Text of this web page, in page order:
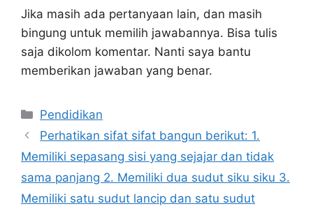
Jika masih ada pertanyaan lain, dan masih
bingung untuk memilih jawabannya. Bisa tulis
saja dikolom komentar. Nanti saya bantu
memberikan jawaban yang benar.
Kategori
Pendidikan
Perhatikan sifat sifat bangun berikut: 1.
Memiliki sepasang sisi yang sejajar dan tidak
sama panjang 2. Memiliki dua sudut siku siku 3.
Memiliki satu sudut lancip dan satu sudut